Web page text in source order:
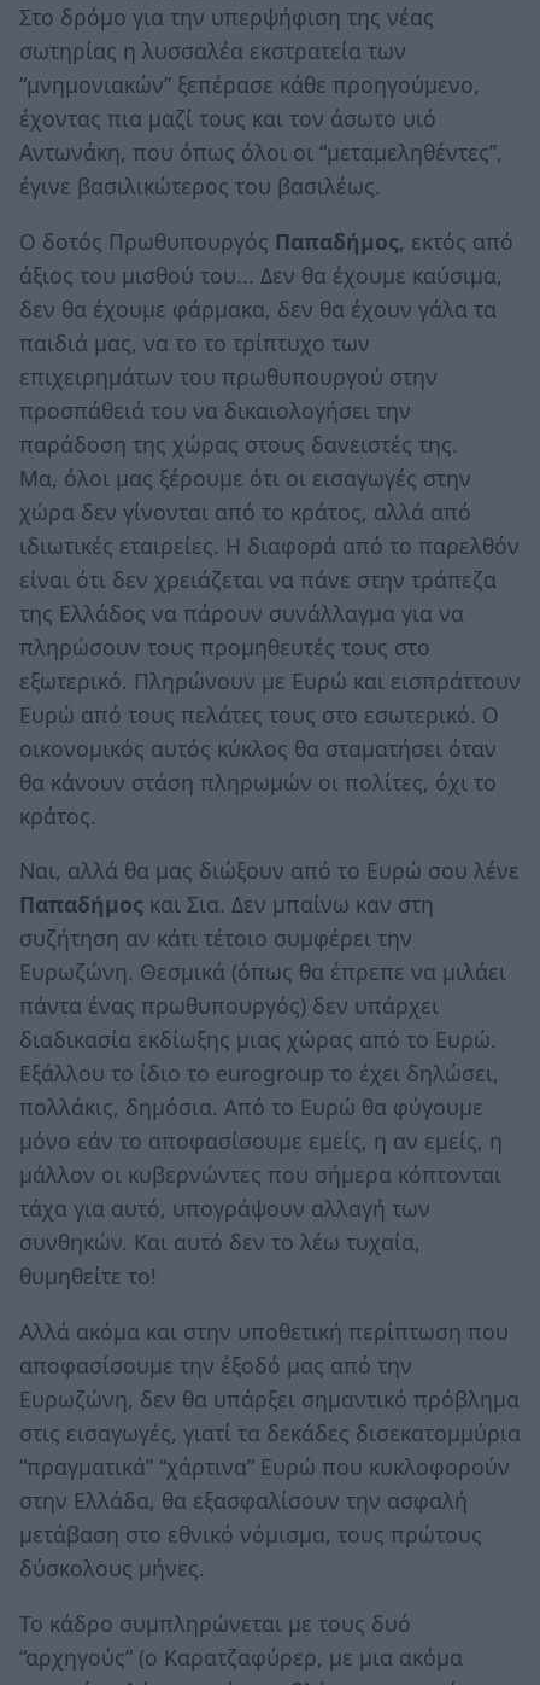
Στο δρόμο για την υπερψήφιση της νέας
σωτηρίας η λυσσαλέα εκστρατεία των
“μνημονιακών” ξεπέρασε κάθε προηγούμενο,
έχοντας πια μαζί τους και τον άσωτο υιό
Αντωνάκη, που όπως όλοι οι “μεταμεληθέντες”,
έγινε βασιλικώτερος του βασιλέως.
Ο δοτός Πρωθυπουργός Παπαδήμος, εκτός από
άξιος του μισθού του... Δεν θα έχουμε καύσιμα,
δεν θα έχουμε φάρμακα, δεν θα έχουν γάλα τα
παιδιά μας, να το το τρίπτυχο των
επιχειρημάτων του πρωθυπουργού στην
προσπάθειά του να δικαιολογήσει την
παράδοση της χώρας στους δανειστές της.
Μα, όλοι μας ξέρουμε ότι οι εισαγωγές στην
χώρα δεν γίνονται από το κράτος, αλλά από
ιδιωτικές εταιρείες. Η διαφορά από το παρελθόν
είναι ότι δεν χρειάζεται να πάνε στην τράπεζα
της Ελλάδος να πάρουν συνάλλαγμα για να
πληρώσουν τους προμηθευτές τους στο
εξωτερικό. Πληρώνουν με Ευρώ και εισπράττουν
Ευρώ από τους πελάτες τους στο εσωτερικό. Ο
οικονομικός αυτός κύκλος θα σταματήσει όταν
θα κάνουν στάση πληρωμών οι πολίτες, όχι το
κράτος.
Ναι, αλλά θα μας διώξουν από το Ευρώ σου λένε
Παπαδήμος και Σια. Δεν μπαίνω καν στη
συζήτηση αν κάτι τέτοιο συμφέρει την
Ευρωζώνη. Θεσμικά (όπως θα έπρεπε να μιλάει
πάντα ένας πρωθυπουργός) δεν υπάρχει
διαδικασία εκδίωξης μιας χώρας από το Ευρώ.
Εξάλλου το ίδιο το eurogroup το έχει δηλώσει,
πολλάκις, δημόσια. Από το Ευρώ θα φύγουμε
μόνο εάν το αποφασίσουμε εμείς, η αν εμείς, η
μάλλον οι κυβερνώντες που σήμερα κόπτονται
τάχα για αυτό, υπογράψουν αλλαγή των
συνθηκών. Και αυτό δεν το λέω τυχαία,
θυμηθείτε το!
Αλλά ακόμα και στην υποθετική περίπτωση που
αποφασίσουμε την έξοδό μας από την
Ευρωζώνη, δεν θα υπάρξει σημαντικό πρόβλημα
στις εισαγωγές, γιατί τα δεκάδες δισεκατομμύρια
“πραγματικά” “χάρτινα” Ευρώ που κυκλοφορούν
στην Ελλάδα, θα εξασφαλίσουν την ασφαλή
μετάβαση στο εθνικό νόμισμα, τους πρώτους
δύσκολους μήνες.
Το κάδρο συμπληρώνεται με τους δυό
“αρχηγούς” (ο Καρατζαφύρερ, με μια ακόμα